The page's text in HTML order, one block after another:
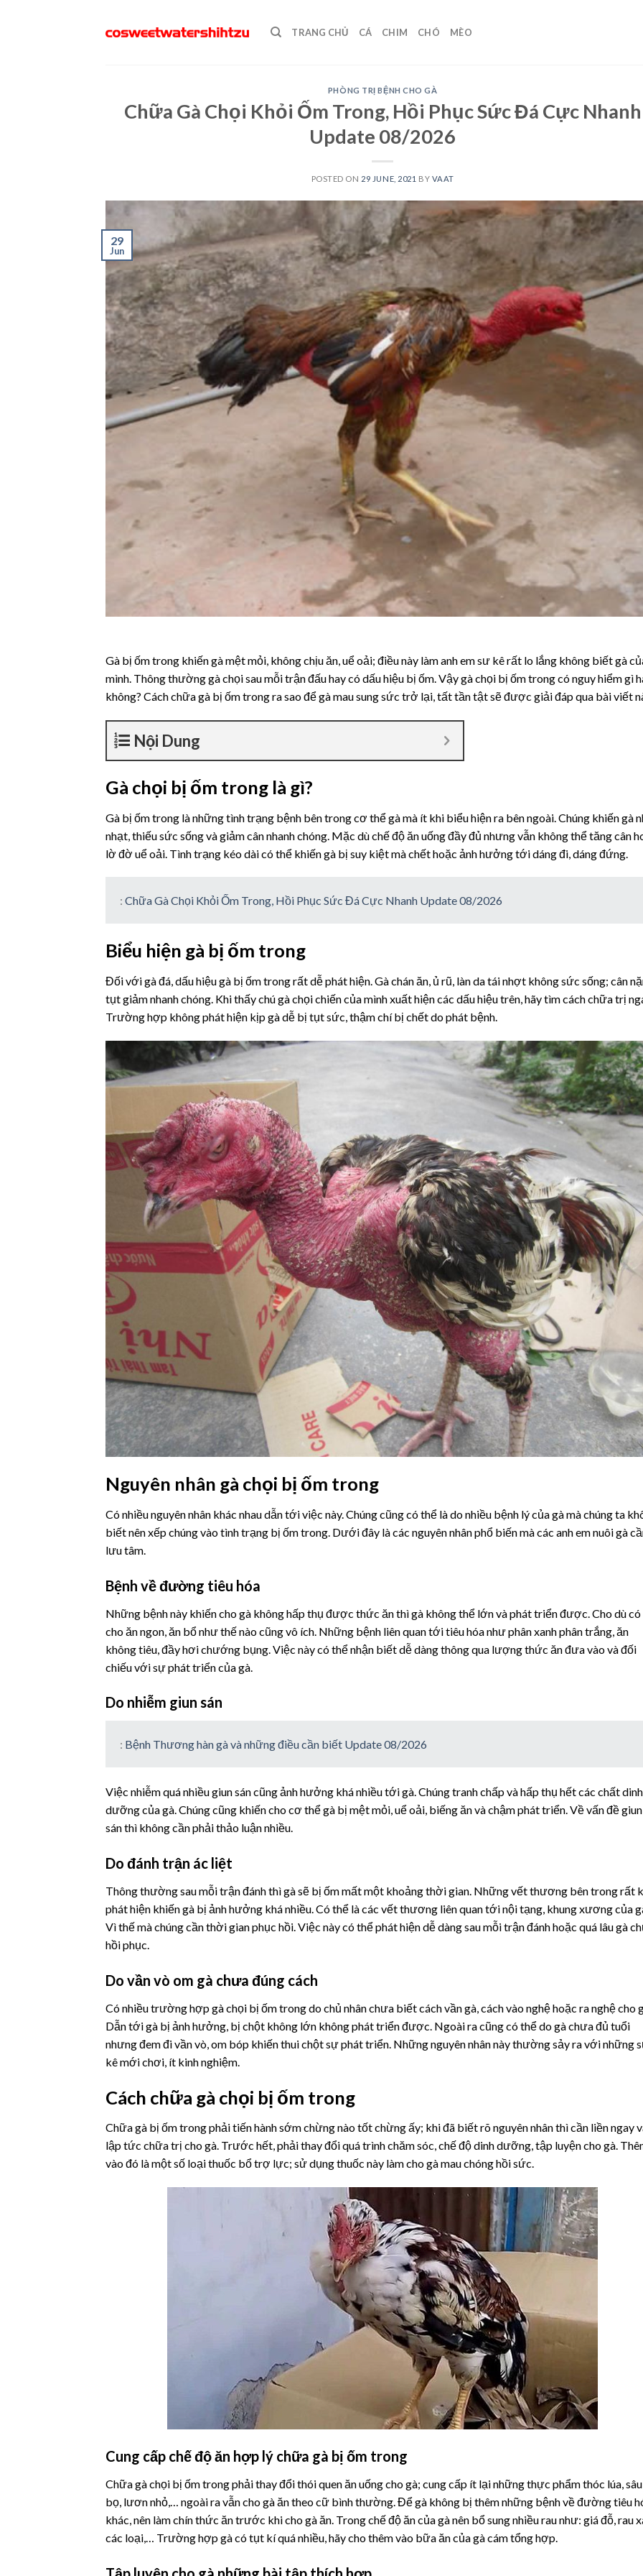
TRANG CHỦ CÁ CHIM CHÓ MÈO
PHÒNG TRỊ BỆNH CHO GÀ
Chữa Gà Chọi Khỏi Ốm Trong, Hồi Phục Sức Đá Cực Nhanh
Update 08/2026
POSTED ON 29 JUNE, 2021 BY VAAT
29
Jun
Gà bị ốm trong khiến gà mệt mỏi, không chịu ăn, uể oải; điều này làm anh em sư kê rất lo lắng không biết gà
mình. Thông thường gà chọi sau mỗi trận đấu hay có dấu hiệu bị ốm. Vậy gà chọi bị ốm trong có nguy hiểm gì
không? Cách chữa gà bị ốm trong ra sao để gà mau sung sức trở lại, tất tần tật sẽ được giải đáp qua bài viết
Nội Dung
Gà chọi bị ốm trong là gì?
Gà bị ốm trong là những tình trạng bệnh bên trong cơ thể gà mà ít khi biểu hiện ra bên ngoài. Chúng khiến gà
nhạt, thiếu sức sống và giảm cân nhanh chóng. Mặc dù chế độ ăn uống đầy đủ nhưng vẫn không thể tăng cân
lờ đờ uể oải. Tình trạng kéo dài có thể khiến gà bị suy kiệt mà chết hoặc ảnh hưởng tới dáng đi, dáng đứng.
: Chữa Gà Chọi Khỏi Ốm Trong, Hồi Phục Sức Đá Cực Nhanh Update 08/2026
Biểu hiện gà bị ốm trong
Đối với gà đá, dấu hiệu gà bị ốm trong rất dễ phát hiện. Gà chán ăn, ủ rũ, làn da tái nhợt không sức sống; cân
tụt giảm nhanh chóng. Khi thấy chú gà chọi chiến của mình xuất hiện các dấu hiệu trên, hãy tìm cách chữa trị
Trường hợp không phát hiện kịp gà dễ bị tụt sức, thậm chí bị chết do phát bệnh.
Nguyên nhân gà chọi bị ốm trong
Có nhiều nguyên nhân khác nhau dẫn tới việc này. Chúng cũng có thể là do nhiều bệnh lý của gà mà chúng ta
biết nên xếp chúng vào tình trạng bị ốm trong. Dưới đây là các nguyên nhân phổ biến mà các anh em nuôi gà
lưu tâm.
Bệnh về đường tiêu hóa
Những bệnh này khiến cho gà không hấp thụ được thức ăn thì gà không thể lớn và phát triển được. Cho dù có
cho ăn ngon, ăn bổ như thế nào cũng vô ích. Những bệnh liên quan tới tiêu hóa như phân xanh phân trắng, ăn
không tiêu, đầy hơi chướng bụng. Việc này có thể nhận biết dễ dàng thông qua lượng thức ăn đưa vào và đối
chiếu với sự phát triển của gà.
Do nhiễm giun sán
: Bệnh Thương hàn gà và những điều cần biết Update 08/2026
Việc nhiễm quá nhiều giun sán cũng ảnh hưởng khá nhiều tới gà. Chúng tranh chấp và hấp thụ hết các chất dinh
dưỡng của gà. Chúng cũng khiến cho cơ thể gà bị mệt mỏi, uể oải, biếng ăn và chậm phát triển. Về vấn đề giun
sán thì không cần phải thảo luận nhiều.
Do đánh trận ác liệt
Thông thường sau mỗi trận đánh thì gà sẽ bị ốm mất một khoảng thời gian. Những vết thương bên trong rất
phát hiện khiến gà bị ảnh hưởng khá nhiều. Có thể là các vết thương liên quan tới nội tạng, khung xương của
Vì thế mà chúng cần thời gian phục hồi. Việc này có thể phát hiện dễ dàng sau mỗi trận đánh hoặc quá lâu gà
hồi phục.
Do vần vò om gà chưa đúng cách
Có nhiều trường hợp gà chọi bị ốm trong do chủ nhân chưa biết cách vần gà, cách vào nghệ hoặc ra nghệ cho
Dẫn tới gà bị ảnh hưởng, bị chột không lớn không phát triển được. Ngoài ra cũng có thể do gà chưa đủ tuổi
nhưng đem đi vần vò, om bóp khiến thui chột sự phát triển. Những nguyên nhân này thường sảy ra với những
kê mới chơi, ít kinh nghiệm.
Cách chữa gà chọi bị ốm trong
Chữa gà bị ốm trong phải tiến hành sớm chừng nào tốt chừng ấy; khi đã biết rõ nguyên nhân thì cần liền ngay
lập tức chữa trị cho gà. Trước hết, phải thay đổi quá trình chăm sóc, chế độ dinh dưỡng, tập luyện cho gà.
vào đó là một số loại thuốc bổ trợ lực; sử dụng thuốc này làm cho gà mau chóng hồi sức.
Cung cấp chế độ ăn hợp lý chữa gà bị ốm trong
Chữa gà chọi bị ốm trong phải thay đổi thói quen ăn uống cho gà; cung cấp ít lại những thực phẩm thóc lúa, sâu
bọ, lươn nhỏ,… ngoài ra vẫn cho gà ăn theo cữ bình thường. Để gà không bị thêm những bệnh về đường tiêu
khác, nên làm chín thức ăn trước khi cho gà ăn. Trong chế độ ăn của gà nên bổ sung nhiều rau như: giá đỗ, rau
các loại,… Trường hợp gà có tụt kí quá nhiều, hãy cho thêm vào bữa ăn của gà cám tổng hợp.